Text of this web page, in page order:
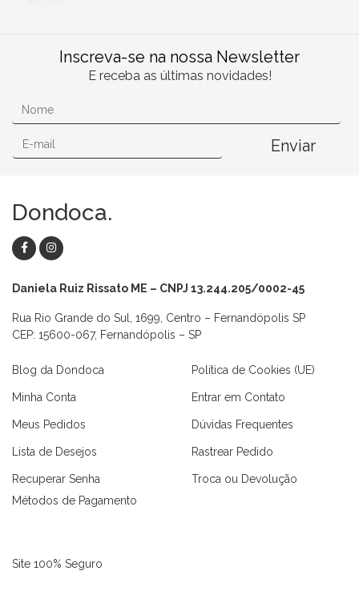
Inscreva-se na nossa Newsletter
E receba as últimas novidades!
Enviar
Dondoca.
Daniela Ruiz Rissato ME – CNPJ 13.244.205/0002-45
Rua Rio Grande do Sul, 1699, Centro – Fernandópolis SP
CEP: 15600-067, Fernandópolis – SP
Blog da Dondoca
Minha Conta
Meus Pedidos
Lista de Desejos
Recuperar Senha
Política de Cookies (UE)
Entrar em Contato
Dúvidas Frequentes
Rastrear Pedido
Troca ou Devolução
Métodos de Pagamento
Site 100% Seguro